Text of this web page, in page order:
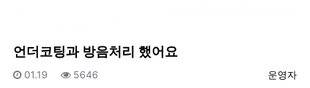
언더코팅과 방음처리 했어요
등록자
운영자
등록일
01.19 조회
5646